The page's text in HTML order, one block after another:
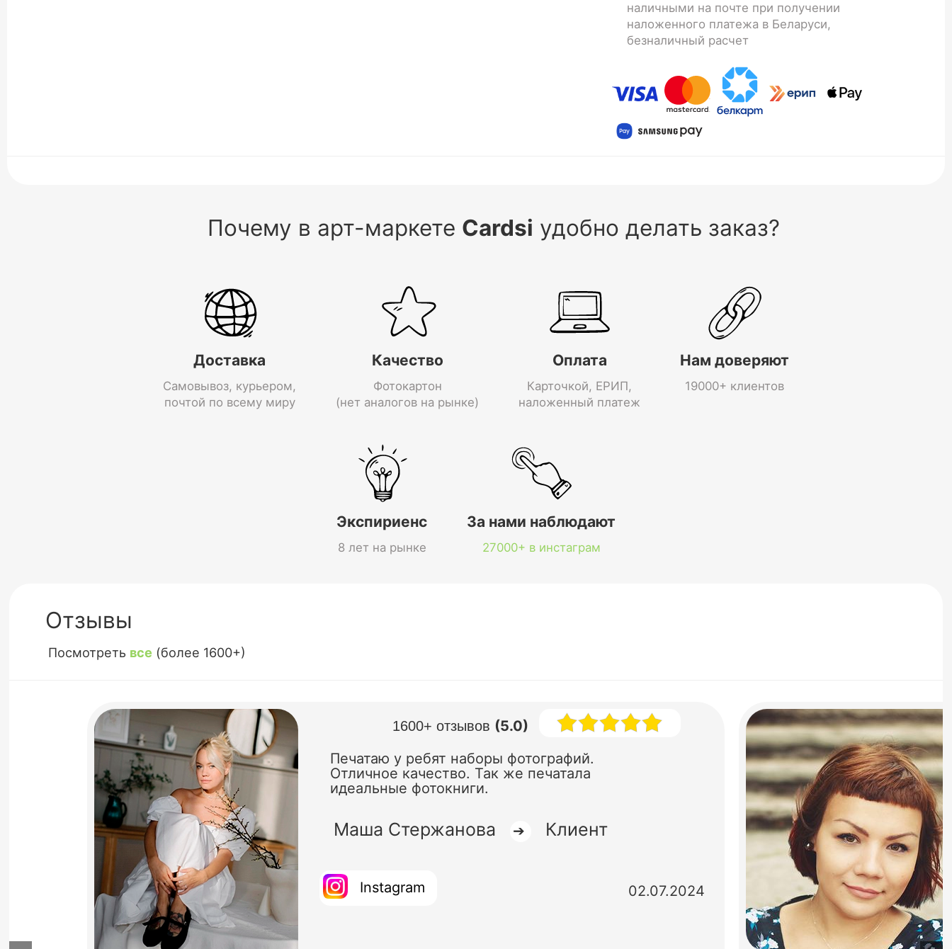
наличными на почте при получении
наложенного платежа в Беларуси,
безналичный расчет
Почему в арт-маркете Cardsi удобно делать заказ?
Доставка
Самовывоз, курьером,
почтой по всему миру
Качество
Фотокартон
(нет аналогов на рынке)
Оплата
Карточкой, ЕРИП,
наложенный платеж
Нам доверяют
19000+ клиентов
Экспириенс
8 лет на рынке
За нами наблюдают
27000+ в инстаграм
Отзывы
Посмотреть все (более 1600+)
1600+ отзывов (5.0)
Печатаю у ребят наборы фотографий.
Отличное качество. Так же печатала
идеальные фотокниги.
Маша Стержанова ➔ Клиент
Instagram 02.07.2024